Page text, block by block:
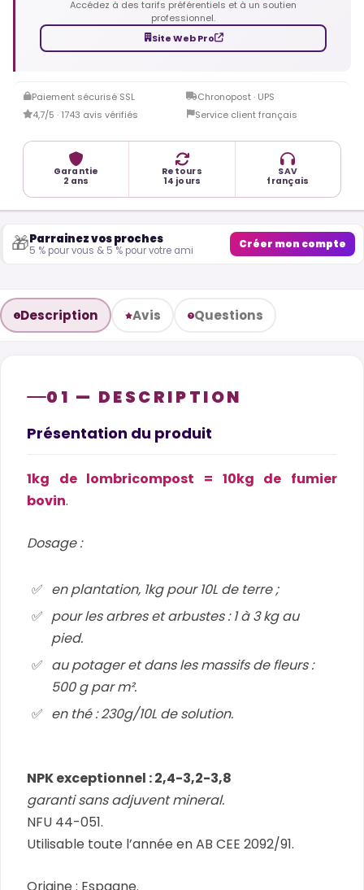
Accédez à des tarifs préférentiels et à un soutien
professionnel.
Site Web Pro
Paiement sécurisé SSL
Chronopost · UPS
4,7/5 · 1743 avis vérifiés
Service client français
Garantie
2 ans
Retours
14 jours
SAV
français
🎁Parrainez vos proches
5 % pour vous & 5 % pour votre ami Créer mon compte
Description Avis Questions
01 — DESCRIPTION
Présentation du produit
1kg de lombricompost = 10kg de fumier
bovin.
Dosage :
en plantation, 1kg pour 10L de terre ;
pour les arbres et arbustes : 1 à 3 kg au
pied.
au potager et dans les massifs de fleurs :
500 g par m².
en thé : 230g/10L de solution.
NPK exceptionnel : 2,4-3,2-3,8
garanti sans adjuvent mineral.
NFU 44-051.
Utilisable toute l’année en AB CEE 2092/91.